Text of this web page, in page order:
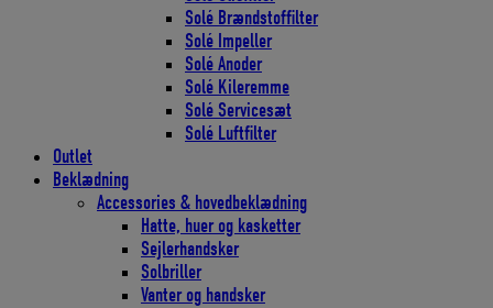
Solé Brændstoffilter
Solé Impeller
Solé Anoder
Solé Kileremme
Solé Servicesæt
Solé Luftfilter
Outlet
Beklædning
Accessories & hovedbeklædning
Hatte, huer og kasketter
Sejlerhandsker
Solbriller
Vanter og handsker